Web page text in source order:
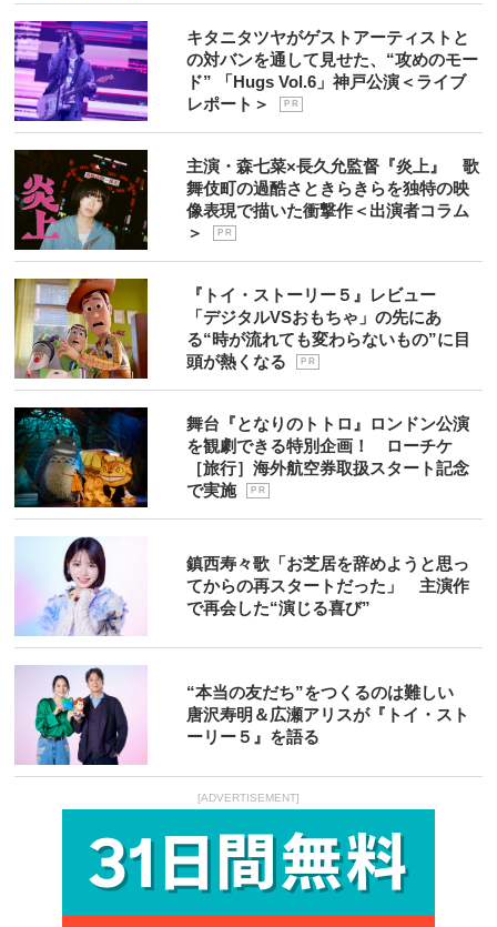
キタニタツヤがゲストアーティストと
の対バンを通して見せた、“攻めのモー
ド” 「Hugs Vol.6」神戸公演＜ライブ
レポート＞
P R
主演・森七菜×長久允監督『炎上』 歌
舞伎町の過酷さときらきらを独特の映
像表現で描いた衝撃作＜出演者コラム
＞
P R
『トイ・ストーリー５』レビュー
「デジタルVSおもちゃ」の先にあ
る“時が流れても変わらないもの”に目
頭が熱くなる
P R
舞台『となりのトトロ』ロンドン公演
を観劇できる特別企画！ ローチケ
［旅行］海外航空券取扱スタート記念
で実施
P R
鎮西寿々歌「お芝居を辞めようと思っ
てからの再スタートだった」 主演作
で再会した“演じる喜び”
“本当の友だち”をつくるのは難しい
唐沢寿明＆広瀬アリスが『トイ・スト
ーリー５』を語る
[ADVERTISEMENT]